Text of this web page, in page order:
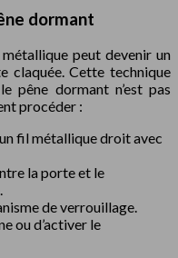
dormant
peut devenir un
claquée. Cette technique
pêne dormant n’est pas
procéder :
fil métallique droit avec
la porte et le
de verrouillage.
ou d’activer le